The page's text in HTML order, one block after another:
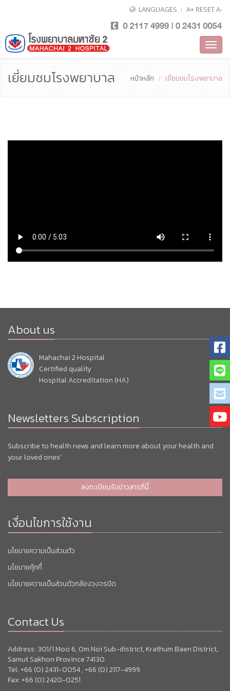
LANGUAGES A+ RESETA-
เยี่ยมชมโรงพยาบาล หน้าหลัก เยี่ยมชมโรงพยาบาล
About us
Mahachai 2 Hospital
Certified quality
Hospital Accreditation (HA)
Newsletters Subscription
Subscribe to health news and learn more about your health and
your loved ones’
ลงทะเบียนรับข่าวสารที่นี้
เงื่อนไขการใช้งาน
นโยบายความเป็นส่วนตัว
นโยบายคุ้กกี้
นโยบายความเป็นส่วนตัวกล้องวงจรปิด
Contact Us
Address: 301/1 Moo 6, Om Noi Sub-district, Krathum Baen District,
Samut Sakhon Province 74130
Tel: +66 (0) 2431-0054 , +66 (0) 2117-4999
Fax: +66 (0) 2420-0251